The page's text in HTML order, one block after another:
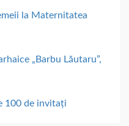
la Maternitatea
„Barbu Lăutaru”,
100 de invitați